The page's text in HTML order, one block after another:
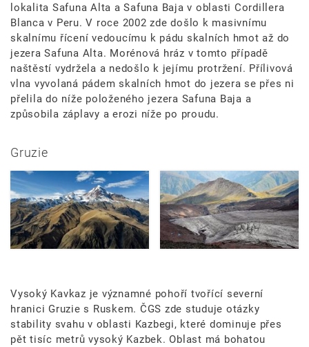
lokalita Safuna Alta a Safuna Baja v oblasti Cordillera
Blanca v Peru. V roce 2002 zde došlo k masivnímu
skalnímu řícení vedoucímu k pádu skalních hmot až do
jezera Safuna Alta. Morénová hráz v tomto případě
naštěstí vydržela a nedošlo k jejímu protržení. Přílivová
vlna vyvolaná pádem skalních hmot do jezera se přes ni
přelila do níže položeného jezera Safuna Baja a
způsobila záplavy a erozi níže po proudu.
Gruzie
Vysoký Kavkaz je významné pohoří tvořící severní
hranici Gruzie s Ruskem. ČGS zde studuje otázky
stability svahu v oblasti Kazbegi, které dominuje přes
pět tisíc metrů vysoký Kazbek. Oblast má bohatou